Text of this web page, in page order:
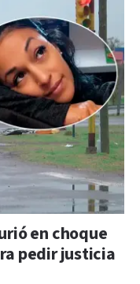
en choque
pedir justicia